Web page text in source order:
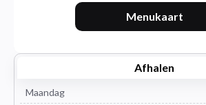
Menukaart
Afhalen
Maandag